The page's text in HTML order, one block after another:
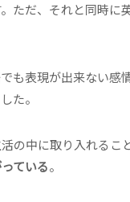
ただ、それと同時に
も表現が出来ない感
た。
の中に取り入れるこ
ている。